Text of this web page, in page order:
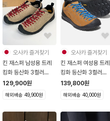
오사카 즐겨찾기
킨 재스퍼 남성용 트레
킹화 등산화 3컬러
1002672
129,900원
해외배송 49,900원
오사카 즐겨찾기
킨 재스퍼 여성용 트레
킹화 등산화 3컬러
1027371
139,800원
해외배송 40,000원